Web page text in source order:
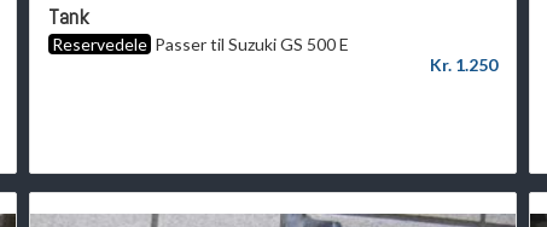
Tank
Reservedele Passer til Suzuki GS 500 E
Kr. 1.250